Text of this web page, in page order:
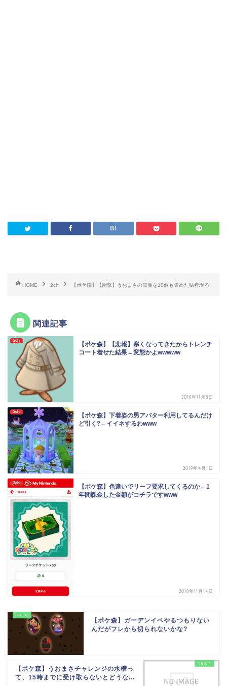
HOME 2ch 【ポケ森】【衝撃】うおまさの雪像を10個も集めた猛者現る!
関連記事
2ch
【ポケ森】【悲報】寒くなってきたからトレンチ
コート着せた結果←変態かよwwwww
2018年11月3日
2ch
【ポケ森】下着姿の男アバター利用してるんだけ
ど引く?←イイネするわwww
2019年4月1日
2ch
【ポケ森】色違いでリーフ要求してくるのか←1
年間課金した金額がコチラですwww
2018年11月14日
【ポケ森】ガーデンイベやるつもりない
んだがフレから切られないかな?
【ポケ森】うおまさチャレンジの水槽っ
て、15時までに受け取らないとどうな...